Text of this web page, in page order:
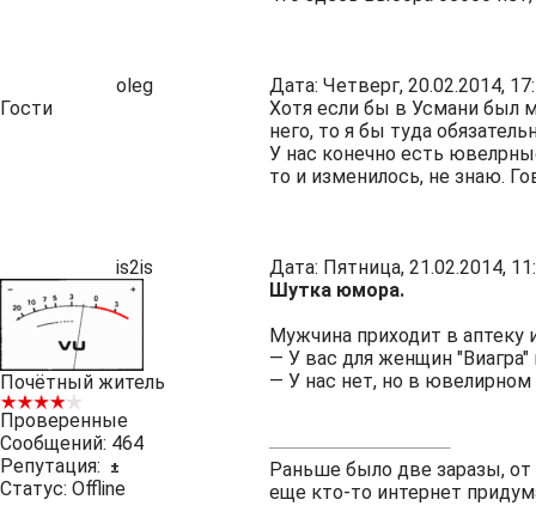
oleg
Дата: Четверг, 20.02.2014,
Гости
Хотя если бы в Усмани был
него, то я бы туда
У нас конечно есть
то и изменилось, не знаю.
is2is Дата: Пятница, 21.02.2014,
Почётный житель
Проверенные
Сообщений: 464
Репутация:
±
Статус: Offline
Шутка юмора.
Мужчина приходит в аптеку
— У вас для женщин "Виагра"
— У нас нет, но в ювелирном
Раньше было две заразы,
еще кто-то интернет